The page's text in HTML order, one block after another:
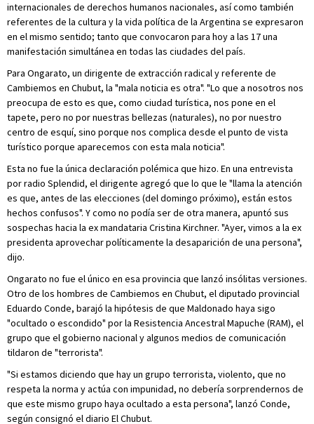
internacionales de derechos humanos nacionales, así como también
referentes de la cultura y la vida política de la Argentina se expresaron
en el mismo sentido; tanto que convocaron para hoy a las 17 una
manifestación simultánea en todas las ciudades del país.
Para Ongarato, un dirigente de extracción radical y referente de
Cambiemos en Chubut, la "mala noticia es otra". "Lo que a nosotros nos
preocupa de esto es que, como ciudad turística, nos pone en el
tapete, pero no por nuestras bellezas (naturales), no por nuestro
centro de esquí, sino porque nos complica desde el punto de vista
turístico porque aparecemos con esta mala noticia".
Esta no fue la única declaración polémica que hizo. En una entrevista
por radio Splendid, el dirigente agregó que lo que le "llama la atención
es que, antes de las elecciones (del domingo próximo), están estos
hechos confusos". Y como no podía ser de otra manera, apuntó sus
sospechas hacia la ex mandataria Cristina Kirchner. "Ayer, vimos a la ex
presidenta aprovechar políticamente la desaparición de una persona",
dijo.
Ongarato no fue el único en esa provincia que lanzó insólitas versiones.
Otro de los hombres de Cambiemos en Chubut, el diputado provincial
Eduardo Conde, barajó la hipótesis de que Maldonado haya sigo
"ocultado o escondido" por la Resistencia Ancestral Mapuche (RAM), el
grupo que el gobierno nacional y algunos medios de comunicación
tildaron de "terrorista".
"Si estamos diciendo que hay un grupo terrorista, violento, que no
respeta la norma y actúa con impunidad, no debería sorprendernos de
que este mismo grupo haya ocultado a esta persona", lanzó Conde,
según consignó el diario El Chubut.